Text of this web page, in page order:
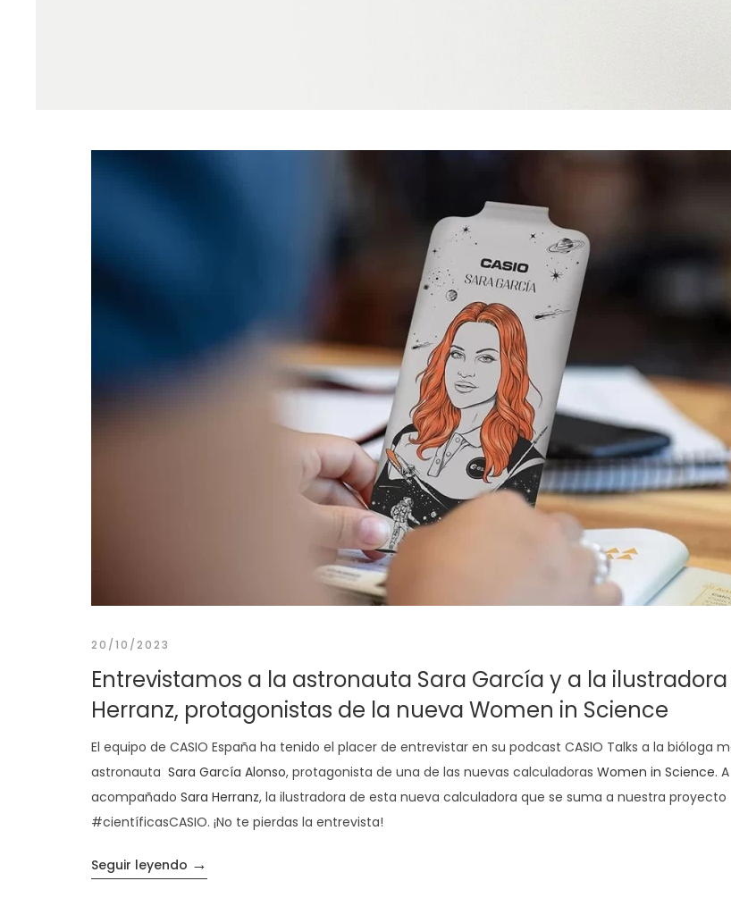
20/10/2023
Entrevistamos a la astronauta Sara García y a la ilustradora
Herranz, protagonistas de la nueva Women in Science
El equipo de CASIO España ha tenido el placer de entrevistar en su podcast CASIO Talks a la bióloga
astronauta Sara García Alonso, protagonista de una de las nuevas calculadoras Women in Science.
acompañado Sara Herranz, la ilustradora de esta nueva calculadora que se suma a nuestra proyecto
#científicasCASIO. ¡No te pierdas la entrevista!
Seguir leyendo «Entrevistamos a la astronauta Sara García y a la ilustradora Sara Herranz,
→